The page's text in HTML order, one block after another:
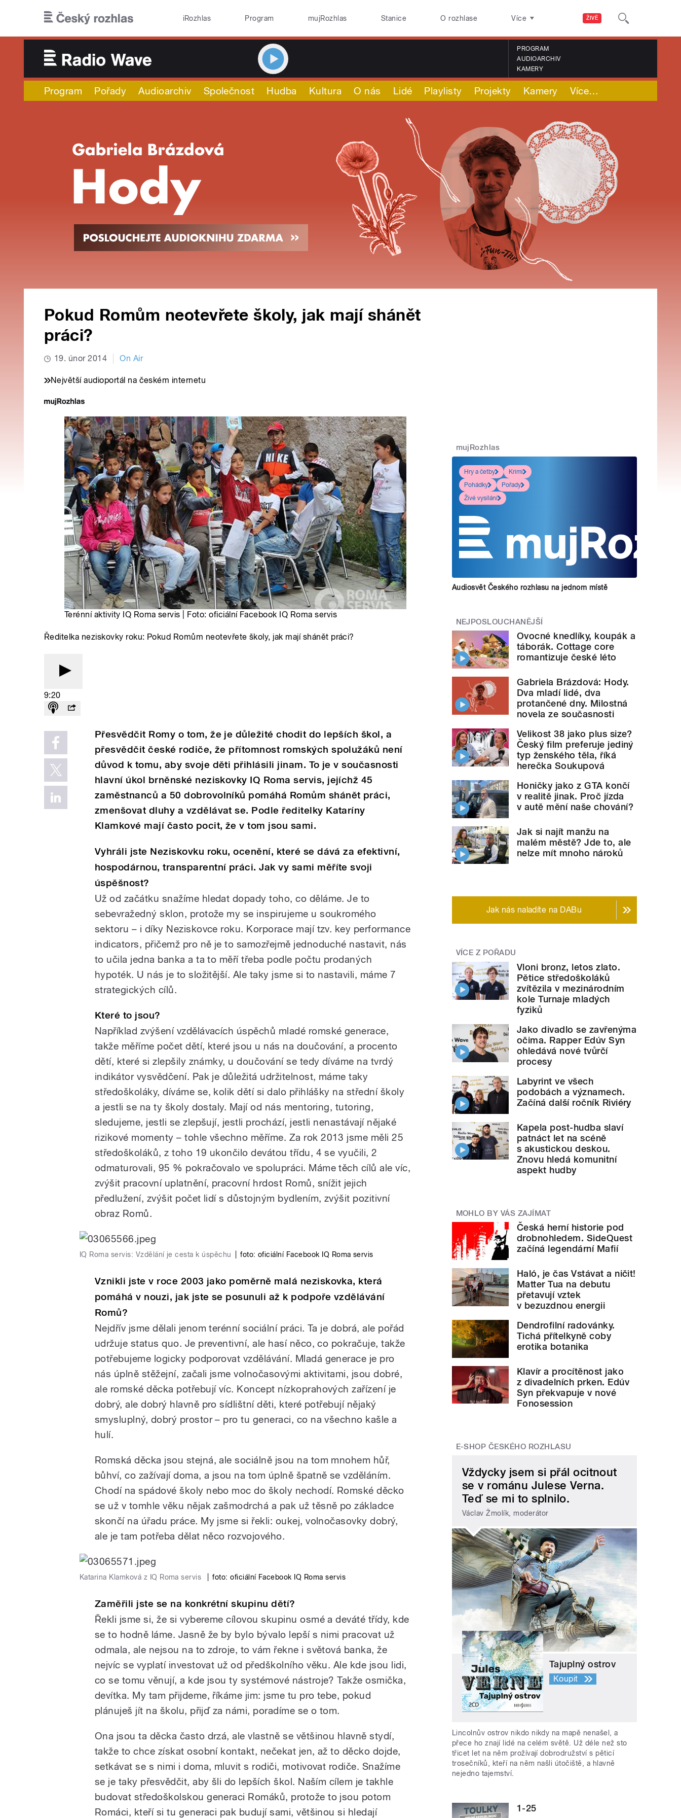
ŽIVĚ
iRozhlas Program mujRozhlas Stanice O rozhlase Více
PROGRAM
AUDIOARCHIV
KAMERY
Program Pořady Audioarchiv Společnost Hudba Kultura O nás Lidé Playlisty Projekty Kamery Více…
Pokud Romům neotevřete školy, jak mají shánět
práci?
19. únor 2014 On Air
Největší audioportál na českém internetu
Terénní aktivity IQ Roma servis | Foto: oficiální Facebook IQ Roma servis
Ředitelka neziskovky roku: Pokud Romům neotevřete školy, jak mají shánět práci?
9:20
Přesvědčit Romy o tom, že je důležité chodit do lepších škol, a
přesvědčit české rodiče, že přítomnost romských spolužáků není
důvod k tomu, aby svoje děti přihlásili jinam. To je v současnosti
hlavní úkol brněnské neziskovky IQ Roma servis, jejíchž 45
zaměstnanců a 50 dobrovolníků pomáhá Romům shánět práci,
zmenšovat dluhy a vzdělávat se. Podle ředitelky Kataríny
Klamkové mají často pocit, že v tom jsou sami.
Vyhráli jste Neziskovku roku, ocenění, které se dává za efektivní,
hospodárnou, transparentní práci.Jak vy sami měříte svoji
úspěšnost?
Už od začátku snažíme hledat dopady toho, co děláme. Je to
sebevražedný sklon, protože my se inspirujeme u soukromého
sektoru – i díky Neziskovce roku. Korporace mají tzv. key performance
indicators, přičemž pro ně je to samozřejmě jednoduché nastavit, nás
to učila jedna banka a ta to měří třeba podle počtu prodaných
hypoték. U nás je to složitější. Ale taky jsme si to nastavili, máme 7
strategických cílů.
Které to jsou?
Například zvýšení vzdělávacích úspěchů mladé romské generace,
takže měříme počet dětí, které jsou u nás na doučování, a procento
dětí, které si zlepšily známky, u doučování se tedy díváme na tvrdý
indikátor vysvědčení. Pak je důležitá udržitelnost, máme taky
středoškoláky, díváme se, kolik dětí si dalo přihlášky na střední školy
a jestli se na ty školy dostaly. Mají od nás mentoring, tutoring,
sledujeme, jestli se zlepšují, jestli prochází, jestli nenastávají nějaké
rizikové momenty – tohle všechno měříme. Za rok 2013 jsme měli 25
středoškoláků, z toho 19 ukončilo devátou třídu, 4 se vyučili, 2
odmaturovali, 95 % pokračovalo ve spolupráci. Máme těch cílů ale víc,
zvýšit pracovní uplatnění, pracovní hrdost Romů, snížit jejich
předlužení, zvýšit počet lidí s důstojným bydlením, zvýšit pozitivní
obraz Romů.
IQ Roma servis: Vzdělání je cesta k úspěchu foto: oficiální Facebook IQ Roma servis
Vznikli jste v roce 2003 jako poměrně malá neziskovka, která
pomáhá v nouzi, jak jste se posunuli až k podpoře vzdělávání
Romů?
Nejdřív jsme dělali jenom terénní sociální práci. Ta je dobrá, ale pořád
udržuje status quo. Je preventivní, ale hasí něco, co pokračuje, takže
potřebujeme logicky podporovat vzdělávání. Mladá generace je pro
nás úplně stěžejní, začali jsme volnočasovými aktivitami, jsou dobré,
ale romské děcka potřebují víc. Koncept nízkoprahových zařízení je
dobrý, ale dobrý hlavně pro sídlištní děti, které potřebují nějaký
smysluplný, dobrý prostor – pro tu generaci, co na všechno kašle a
hulí.
Romská děcka jsou stejná, ale sociálně jsou na tom mnohem hůř,
bůhví, co zažívají doma, a jsou na tom úplně špatně se vzděláním.
Chodí na spádové školy nebo moc do školy nechodí. Romské děcko
se už v tomhle věku nějak zašmodrchá a pak už těsně po základce
skončí na úřadu práce. My jsme si řekli: oukej, volnočasovky dobrý,
ale je tam potřeba dělat něco rozvojového.
Katarina Klamková z IQ Roma servis foto: oficiální Facebook IQ Roma servis
Zaměřili jste se na konkrétní skupinu dětí?
Řekli jsme si, že si vybereme cílovou skupinu osmé a deváté třídy, kde
se to hodně láme. Jasně že by bylo bývalo lepší s nimi pracovat už
odmala, ale nejsou na to zdroje, to vám řekne i světová banka, že
nejvíc se vyplatí investovat už od předškolního věku. Ale kde jsou lidi,
co se tomu věnují, a kde jsou ty systémové nástroje? Takže osmička,
devítka. My tam přijdeme, říkáme jim: jsme tu pro tebe, pokud
plánuješ jít na školu, přijď za námi, poradíme se o tom.
Ona jsou ta děcka často drzá, ale vlastně se většinou hlavně stydí,
takže to chce získat osobní kontakt, nečekat jen, až to děcko dojde,
setkávat se s nimi i doma, mluvit s rodiči, motivovat rodiče. Snažíme
se je taky přesvědčit, aby šli do lepších škol. Naším cílem je takhle
budovat středoškolskou generaci Romáků, protože to jsou potom
Romáci, kteří si tu generaci pak budují sami, většinou si hledají
mujRozhlas
Hry a četby
Krimi
Pohádky
Pořady
Živé vysílání
Audiosvět Českého rozhlasu na jednom místě
NEJPOSLOUCHANĚJŠÍ
Ovocné knedlíky, koupák a
táborák. Cottage core
romantizuje české léto
Gabriela Brázdová: Hody.
Dva mladí lidé, dva
protančené dny. Milostná
novela ze současnosti
Velikost 38 jako plus size?
Český film preferuje jediný
typ ženského těla, říká
herečka Soukupová
Honičky jako z GTA končí
v realitě jinak. Proč jízda
v autě mění naše chování?
Jak si najít manžu na
malém městě? Jde to, ale
nelze mít mnoho nároků
Jak nás naladíte na DABu
VÍCE Z POŘADU
Vloni bronz, letos zlato.
Pětice středoškoláků
zvítězila v mezinárodním
kole Turnaje mladých
fyziků
Jako divadlo se zavřenýma
očima. Rapper Edúv Syn
ohledává nové tvůrčí
procesy
Labyrint ve všech
podobách a významech.
Začíná další ročník Riviéry
Kapela post-hudba slaví
patnáct let na scéně
s akustickou deskou.
Znovu hledá komunitní
aspekt hudby
MOHLO BY VÁS ZAJÍMAT
Česká herní historie pod
drobnohledem. SideQuest
začíná legendární Mafií
Haló, je čas Vstávat a ničit!
Matter Tua na debutu
přetavují vztek
v bezuzdnou energii
Dendrofilní radovánky.
Tichá přítelkyně coby
erotika botanika
Klavír a procítěnost jako
z divadelních prken. Edúv
Syn překvapuje v nové
Fonosession
E-SHOP ČESKÉHO ROZHLASU
Vždycky jsem si přál ocitnout
se v románu Julese Verna.
Teď se mi to splnilo.
Václav Žmolík, moderátor
Tajuplný ostrov
Koupit
Lincolnův ostrov nikdo nikdy na mapě nenašel, a
přece ho znají lidé na celém světě. Už déle než sto
třicet let na něm prožívají dobrodružství s pěticí
trosečníků, kteří na něm našli útočiště, a hlavně
nejedno tajemství.
1-25